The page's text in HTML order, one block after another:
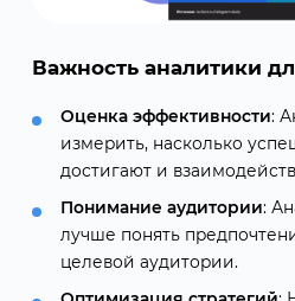
Важность аналитики
Оценка эффективности:
измерить, насколько
достигают и
Понимание аудитории:
лучше понять
целевой аудитории.